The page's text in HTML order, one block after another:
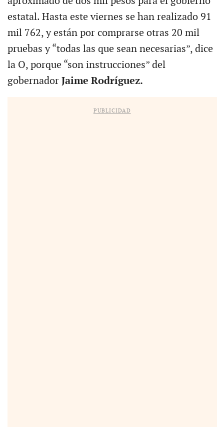
estatal. Hasta este viernes se han realizado 91
mil 762, y están por comprarse otras 20 mil
pruebas y “todas las que sean necesarias”, dice
la O, porque “son instrucciones” del
gobernador Jaime Rodríguez.
PUBLICIDAD